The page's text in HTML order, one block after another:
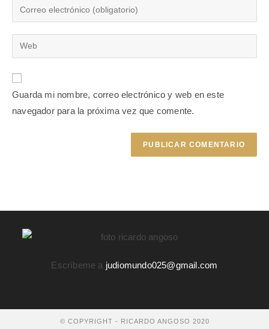
Guarda mi nombre, correo electrónico y web en este
navegador para la próxima vez que comente.
Escríbeme a judiomundo025@gmail.com
© COPYRIGHT - RICARDO ANGOSO 2020